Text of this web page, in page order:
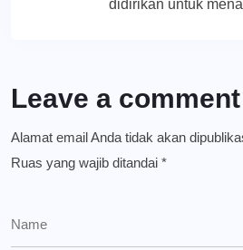
didirikan untuk
Leave a comment
Alamat email Anda tidak akan
Ruas yang wajib ditandai *